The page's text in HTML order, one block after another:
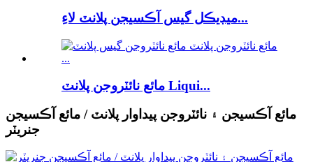
ميڊيڪل گيس آڪسيجن پلانٽ لاءِ...
مائع نائٽروجن پلانٽ Liqui...
مائع آڪسيجن ۽ نائٽروجن پيداوار پلانٽ / مائع آڪسيجن
جنريٽر